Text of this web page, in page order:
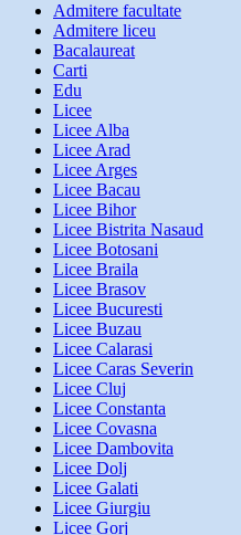
Admitere facultate
Admitere liceu
Bacalaureat
Carti
Edu
Licee
Licee Alba
Licee Arad
Licee Arges
Licee Bacau
Licee Bihor
Licee Bistrita Nasaud
Licee Botosani
Licee Braila
Licee Brasov
Licee Bucuresti
Licee Buzau
Licee Calarasi
Licee Caras Severin
Licee Cluj
Licee Constanta
Licee Covasna
Licee Dambovita
Licee Dolj
Licee Galati
Licee Giurgiu
Licee Gorj